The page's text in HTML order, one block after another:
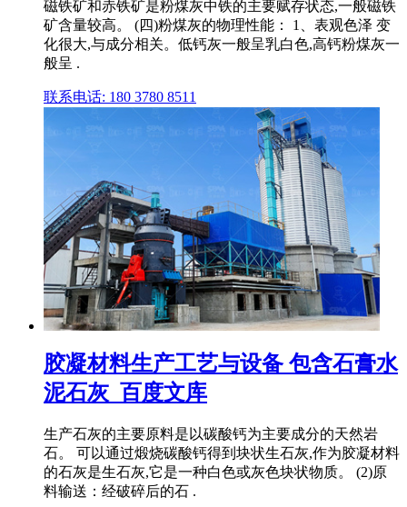
磁铁矿和赤铁矿是粉煤灰中铁的主要赋存状态,一般磁铁
矿含量较高。 (四)粉煤灰的物理性能： 1、表观色泽 变
化很大,与成分相关。低钙灰一般呈乳白色,高钙粉煤灰一
般呈 .
联系电话: 180 3780 8511
胶凝材料生产工艺与设备 包含石膏水
泥石灰_百度文库
生产石灰的主要原料是以碳酸钙为主要成分的天然岩
石。 可以通过煅烧碳酸钙得到块状生石灰,作为胶凝材料
的石灰是生石灰,它是一种白色或灰色块状物质。 (2)原
料输送：经破碎后的石 .